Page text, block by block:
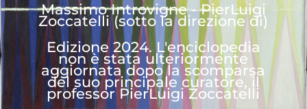
Massimo Introvigne - PierLuigi
Zoccatelli (sotto la direzione di)
Edizione 2024. L'enciclopedia
non è stata ulteriormente
aggiornata dopo la scomparsa
del suo principale curatore, il
professor PierLuigi Zoccatelli